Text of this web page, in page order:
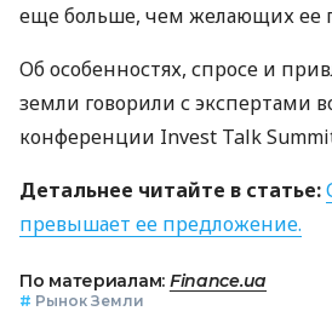
еще больше, чем желающих ее
Об особенностях, спросе и
земли говорили с экспертами
конференции Invest Talk
Детальнее читайте в статье:
превышает ее предложение.
По материалам: Finance.ua
# Рынок Земли